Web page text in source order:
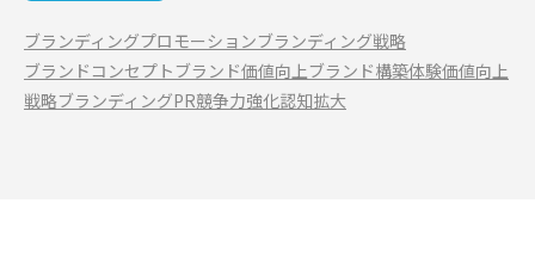
ブランディングプロモーションブランディング戦略
ブランドコンセプト ブランド価値向上ブランド構築体験価値向上
戦略ブランディングPR競争力強化認知拡大